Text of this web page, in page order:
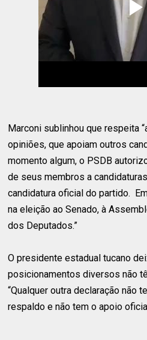
Marconi sublinhou que respeita
opiniões, que apoiam outros
momento algum, o PSDB
de seus membros a
candidatura oficial do partido.
na eleição ao Senado, à
dos Deputados.”
O presidente estadual tucano
posicionamentos diversos não
“Qualquer outra declaração não
respaldo e não tem o apoio